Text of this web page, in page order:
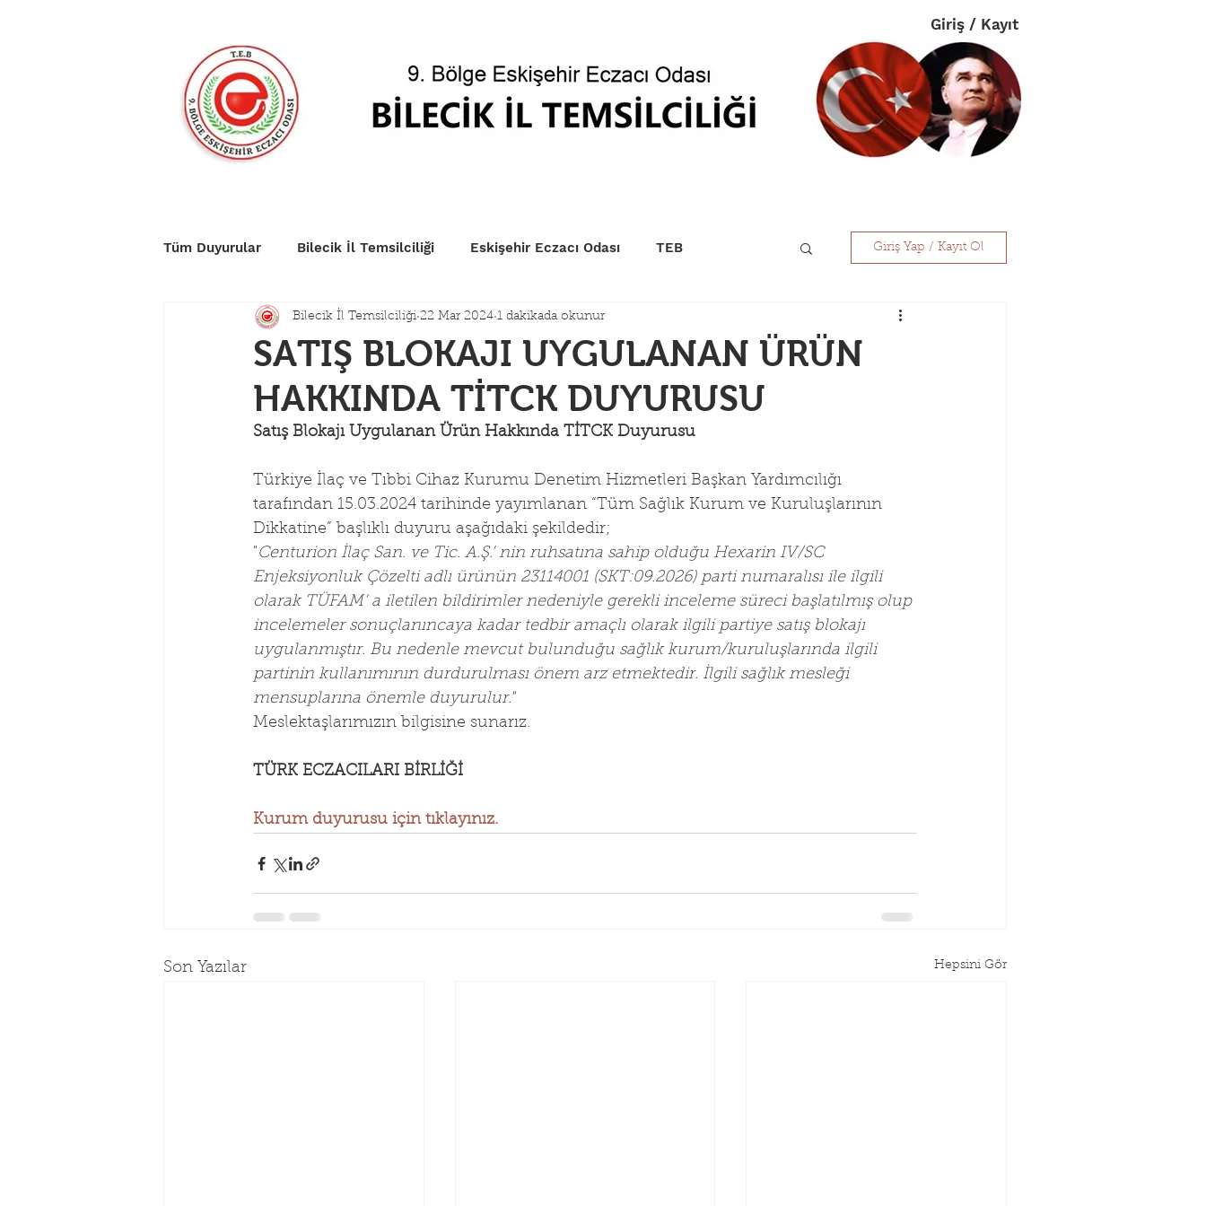
Giriş / Kayıt
Tüm Duyurular Bilecik İl Temsilciliği Eskişehir Eczacı Odası TEB Giriş Yap / Kayıt Ol
SATIŞ BLOKAJI UYGULANAN ÜRÜN
HAKKINDA TİTCK DUYURUSU
Bilecik İl Temsilciliği 22 Mar 2024 1 dakikada okunur
Satış Blokajı Uygulanan Ürün Hakkında TİTCK Duyurusu
Türkiye İlaç ve Tıbbi Cihaz Kurumu Denetim Hizmetleri Başkan Yardımcılığı
tarafından 15.03.2024 tarihinde yayımlanan “Tüm Sağlık Kurum ve Kuruluşlarının
Dikkatine” başlıklı duyuru aşağıdaki şekildedir;
"Centurion İlaç San. ve Tic. A.Ş.’ nin ruhsatına sahip olduğu Hexarin IV/SC
Enjeksiyonluk Çözelti adlı ürünün 23114001 (SKT:09.2026) parti numaralısı ile ilgili
olarak TÜFAM’ a iletilen bildirimler nedeniyle gerekli inceleme süreci başlatılmış olup
incelemeler sonuçlanıncaya kadar tedbir amaçlı olarak ilgili partiye satış blokajı
uygulanmıştır. Bu nedenle mevcut bulunduğu sağlık kurum/kuruluşlarında ilgili
partinin kullanımının durdurulması önem arz etmektedir. İlgili sağlık mesleği
mensuplarına önemle duyurulur."
Meslektaşlarımızın bilgisine sunarız.
TÜRK ECZACILARI BİRLİĞİ
Kurum duyurusu için tıklayınız.
Son Yazılar Hepsini Gör